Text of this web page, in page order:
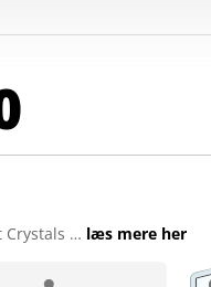
Crystals … læs mere her